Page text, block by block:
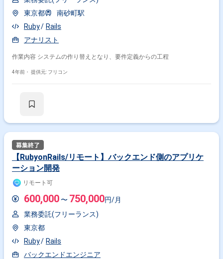
東京都
南砂町駅
Ruby
Rails
アナリスト
作業内容 システムの作り替えとなり、要件定義からの工程
4年前・ 提供元: フリコン
【RubyonRails/リモート】バックエンド側のアプリケ
ーション開発
リモート可
600,000 〜 750,000円/月
業務委託(フリーランス)
東京都
Ruby
Rails
バックエンドエンジニア